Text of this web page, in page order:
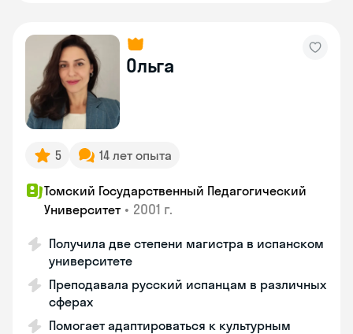
Ольга
5 14 лет опыта
Томский Государственный Педагогический
Университет • 2001 г.
Получила две степени магистра в испанском
университете
Преподавала русский испанцам в различных
сферах
Помогает адаптироваться к культурным